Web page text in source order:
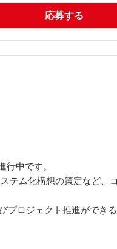
応募する
中です。
テム化構想の策定など、
ロジェクト推進ができ